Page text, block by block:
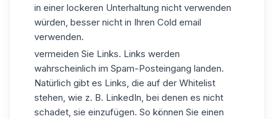
in einer lockeren Unterhaltung nicht verwenden
würden, besser nicht in Ihren Cold email
verwenden.
vermeiden Sie Links. Links werden
wahrscheinlich im Spam-Posteingang landen.
Natürlich gibt es Links, die auf der Whitelist
stehen, wie z. B. LinkedIn, bei denen es nicht
schadet, sie einzufügen. So können Sie einen